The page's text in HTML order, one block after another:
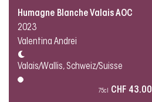
Humagne Blanche Valais AOC
2023
Valentina Andrei
Valais/Wallis, Schweiz/Suisse
75cl CHF 43.00